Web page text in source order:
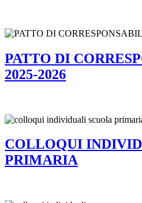
PATTO DI
2025-2026
COLLOQUI
PRIMARIA